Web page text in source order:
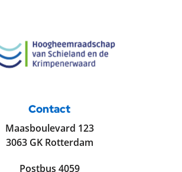
Contact
Maasboulevard 123
3063 GK Rotterdam
Postbus 4059